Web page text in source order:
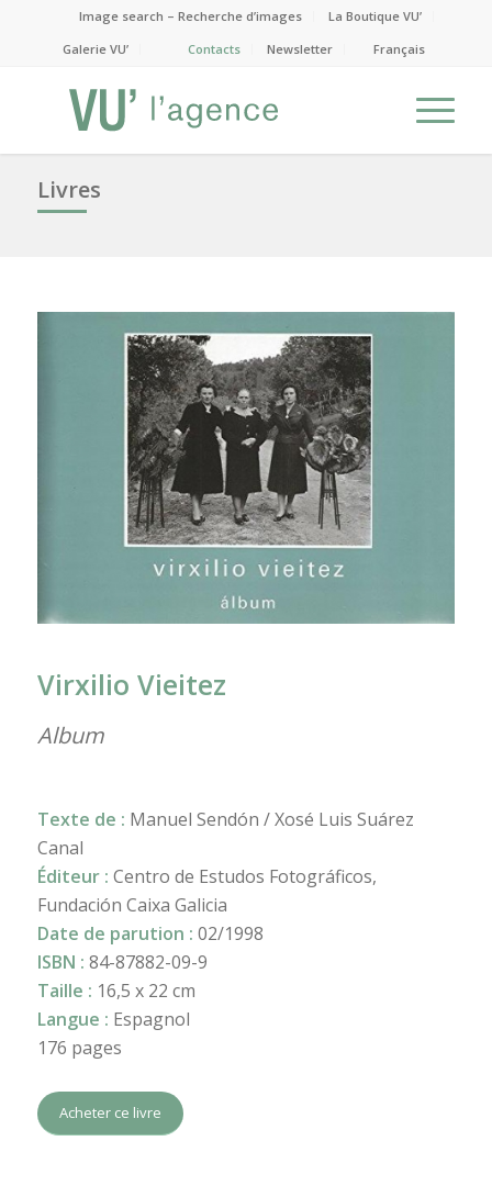
Image search – Recherche d’images
La Boutique VU’
Galerie VU’
Contacts Newsletter Français
Livres
Virxilio Vieitez
Album
Texte de : Manuel Sendón / Xosé Luis Suárez
Canal
Éditeur : Centro de Estudos Fotográficos,
Fundación Caixa Galicia
Date de parution : 02/1998
ISBN : 84-87882-09-9
Taille : 16,5 x 22 cm
Langue : Espagnol
176 pages
Acheter ce livre